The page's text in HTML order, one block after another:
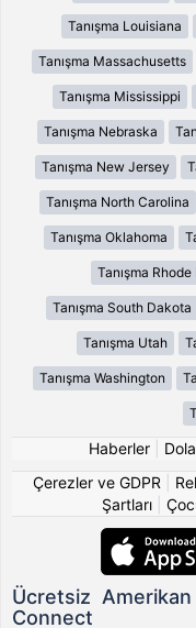
Tanışma Louisiana
Tanışma Massachusetts
Tanışma Mississippi
Tanışma Nebraska
Tanışma New Jersey
Tanışma North Carolina
Tanışma Oklahoma
Tanışma Rhode
Tanışma South Dakota
Tanışma Utah
Tanışma Washington
Haberler
Çerezler ve GDPR
Şartları|
Ücretsiz
Connect